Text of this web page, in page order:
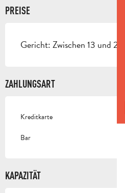
PREISE
Gericht: Zwischen 13 und 22€.
ZAHLUNGSART
Kreditkarte
Bar
KAPAZITÄT